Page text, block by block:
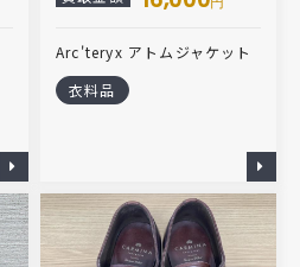
Arc'teryx アトムジャケット
衣料品